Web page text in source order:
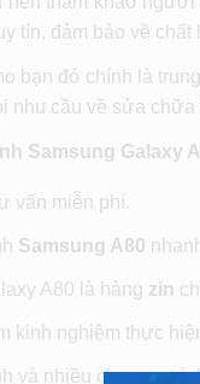
tín, đảm bảo về
bạn đó chính là
nhu cầu về sửa
Samsung Galaxy
vấn miễn phí.
Samsung A80
A80 là hàng zin
kinh nghiệm thực
và nhiều chương